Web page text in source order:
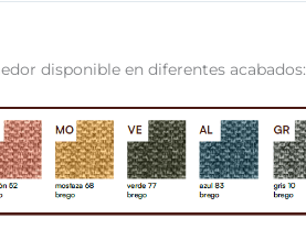
disponible en diferentes acabados: